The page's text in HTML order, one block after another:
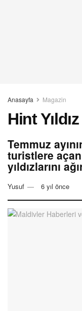
Anasayfa Magazin
Hint
Temmuz
turistlere
yıldızlarını
Yusuf 6 yıl önce